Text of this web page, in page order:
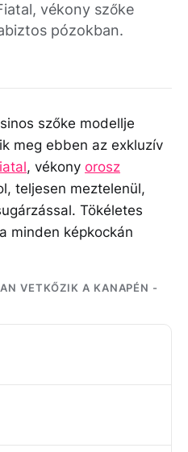
vékony szőke
pózokban.
szőke modellje
meg ebben az exkluzív
, vékony orosz
teljesen meztelenül,
Tökéletes
minden képkockán
VETKŐZIK A KANAPÉN -